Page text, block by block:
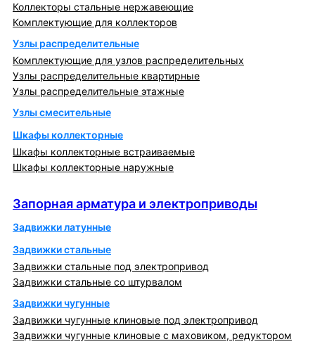
Коллекторы стальные нержавеющие
Комплектующие для коллекторов
Узлы распределительные
Комплектующие для узлов распределительных
Узлы распределительные квартирные
Узлы распределительные этажные
Узлы смесительные
Шкафы коллекторные
Шкафы коллекторные встраиваемые
Шкафы коллекторные наружные
Запорная арматура и электроприводы
Задвижки латунные
Задвижки стальные
Задвижки стальные под электропривод
Задвижки стальные со штурвалом
Задвижки чугунные
Задвижки чугунные клиновые под электропривод
Задвижки чугунные клиновые с маховиком, редуктором